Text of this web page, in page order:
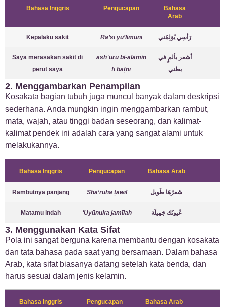
Bahasa Inggris Pengucapan
Bahasa
Arab
Kepalaku sakit Ra’sī yu’limunī رَأسِي يُؤلِمُني
Saya merasakan sakit di
perut saya
ashʿuru bi-alamin
fī baṭnī
أشعر بألمٍ في
بطني
2. Menggambarkan Penampilan
Kosakata bagian tubuh juga muncul banyak dalam deskripsi
sederhana. Anda mungkin ingin menggambarkan rambut,
mata, wajah, atau tinggi badan seseorang, dan kalimat-
kalimat pendek ini adalah cara yang sangat alami untuk
melakukannya.
Bahasa Inggris Pengucapan Bahasa Arab
Rambutnya panjang Sha‘ruhā ṭawīl شَعرُهَا طَويل
Matamu indah ‘Uyūnuka jamīlah عُيونُك جَمِيلَة
3. Menggunakan Kata Sifat
Pola ini sangat berguna karena membantu dengan kosakata
dan tata bahasa pada saat yang bersamaan. Dalam bahasa
Arab, kata sifat biasanya datang setelah kata benda, dan
harus sesuai dalam jenis kelamin.
Bahasa Inggris Pengucapan Bahasa Arab